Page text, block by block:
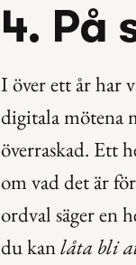
4. På
I över ett år har
digitala mötena
överraskad. Ett
om vad det är
ordval säger en
du kan låta bli